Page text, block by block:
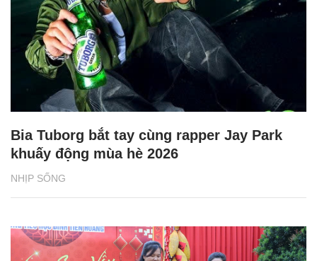
NHỊP SỐNG
Bia Tuborg bắt tay cùng rapper Jay Park
khuấy động mùa hè 2026